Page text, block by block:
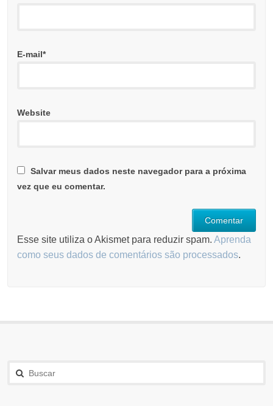
E-mail*
Website
Salvar meus dados neste navegador para a próxima
vez que eu comentar.
Esse site utiliza o Akismet para reduzir spam.Aprenda
como seus dados de comentários são processados.